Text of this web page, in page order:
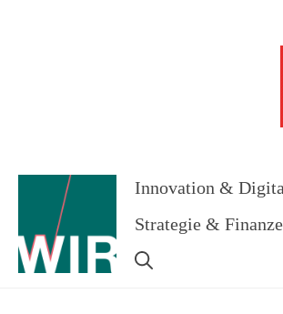
Innovation &
Strategie &